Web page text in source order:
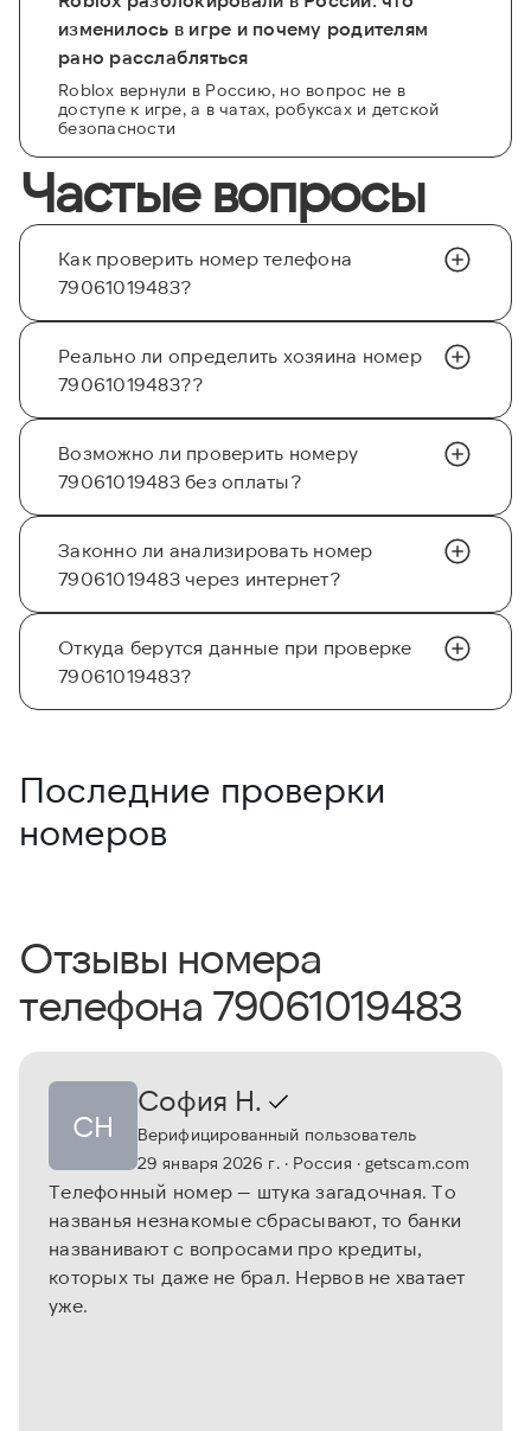
изменилось в игре и почему родителям
рано расслабляться
Roblox вернули в Россию, но вопрос не в
доступе к игре, а в чатах, робуксах и детской
безопасности
Частые вопросы
Как проверить номер телефона
79061019483?
Реально ли определить хозяина номер
79061019483??
Возможно ли проверить номеру
79061019483 без оплаты?
Законно ли анализировать номер
79061019483 через интернет?
Откуда берутся данные при проверке
79061019483?
Последние проверки
номеров
Отзывы номера
телефона 79061019483
СН
София Н.
Верифицированный пользователь
29 января 2026 г.· Россия · getscam.com
Телефонный номер — штука загадочная. То
названья незнакомые сбрасывают, то банки
названивают с вопросами про кредиты,
которых ты даже не брал. Нервов не хватает
уже.